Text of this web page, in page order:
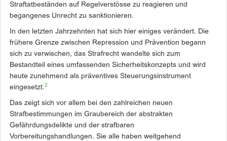
Straftatbeständen auf Regelverstösse zu reagieren und
begangenes Unrecht zu sanktionieren.
In den letzten Jahrzehnten hat sich hier einiges verändert. Die
frühere Grenze zwischen Repression und Prävention begann
sich zu verwischen, das Strafrecht wandelte sich zum
Bestandteil eines umfassenden Sicherheitskonzepts und wird
heute zunehmend als präventives Steuerungsinstrument
eingesetzt.2
Das zeigt sich vor allem bei den zahlreichen neuen
Strafbestimmungen im Graubereich der abstrakten
Gefährdungsdelikte und der strafbaren
Vorbereitungshandlungen. Sie alle haben weitgehend